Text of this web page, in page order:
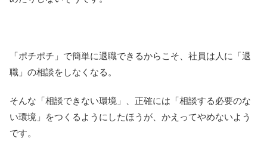
「ポチポチ」で簡単に退職できるからこそ、社員は人に「退
職」の相談をしなくなる。
そんな「相談できない環境」、正確には「相談する必要のな
い環境」をつくるようにしたほうが、かえってやめないよう
です。